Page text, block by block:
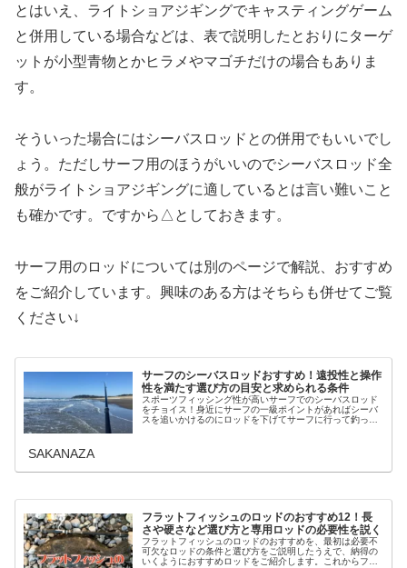
とはいえ、ライトショアジギングでキャスティングゲーム
と併用している場合などは、表で説明したとおりにターゲ
ットが小型青物とかヒラメやマゴチだけの場合もありま
す。
そういった場合にはシーバスロッドとの併用でもいいでし
ょう。ただしサーフ用のほうがいいのでシーバスロッド全
般がライトショアジギングに適しているとは言い難いこと
も確かです。ですから△としておきます。
サーフ用のロッドについては別のページで解説、おすすめ
をご紹介しています。興味のある方はそちらも併せてご覧
ください↓
サーフのシーバスロッドおすすめ！遠投性と操作
性を満たす選び方の目安と求められる条件
スポーツフィッシング性が高いサーフでのシーバスロッド
をチョイス！身近にサーフの一級ポイントがあればシーバ
スを追いかけるのにロッドを下げてサーフに行って釣って
SAKANAZA
フラットフィッシュのロッドのおすすめ12！長
さや硬さなど選び方と専用ロッドの必要性を説く
フラットフィッシュのロッドのおすすめを、最初は必要不
可欠なロッドの条件と選び方をご説明したうえで、納得の
いくようにおすすめロッドをご紹介します。これからフラ